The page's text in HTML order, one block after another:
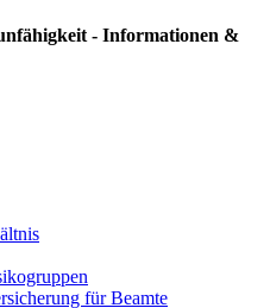
- Informationen &
für Beamte